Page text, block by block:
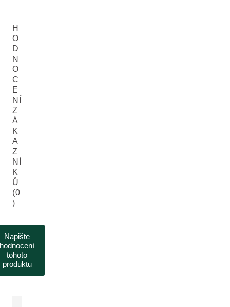
H
O
D
N
O
C
E
NÍ
Z
Á
K
A
Z
NÍ
K
Ů
(0
)
Napište
hodnocení
tohoto
produktu